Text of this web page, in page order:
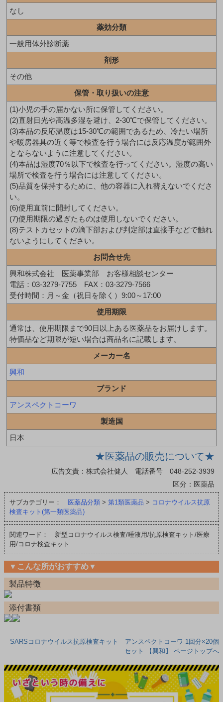
なし
薬効分類
一般用体外診断薬
剤形
その他
保管・取り扱いの注意
(1)小児の手の届かない所に保管してください。
(2)直射日光や高温多湿を避け、2-30℃で保管してください。
(3)本品の反応温度は15-30℃の範囲であるため、冷たい場所
や暖房器具の近く等で検査を行う場合には反応温度が範囲外
とならないように注意してください。
(4)本品は湿度70％以下で検査を行ってください。湿度の高い
場所で検査を行う場合には注意してください。
(5)品質を保持するために、他の容器に入れ替えないでくださ
い。
(6)使用直前に開封してください。
(7)使用期限の過ぎたものは使用しないでください。
(8)テストカセットの滴下部および判定部は直接手などで触れ
ないようにしてください。
お問合せ先
興和株式会社 医薬事業部 お客様相談センター
電話：03-3279-7755 FAX：03-3279-7566
受付時間：月～金（祝日を除く）9:00～17:00
使用期限
通常は、使用期限まで90日以上ある医薬品をお届けします。
特価品など期限が短い場合は商品名に記載します。
メーカー名
興和
ブランド
アンスペクトコーワ
製造国
日本
★医薬品の販売について★
広告文責：株式会社健人 電話番号 048-252-3939
区分：医薬品
サブカテゴリー： 医薬品分類 > 第1類医薬品 > コロナウイルス抗原
検査キット(第一類医薬品)
関連ワード： 新型コロナウイルス検査/唾液用/抗原検査キット/医療
用/コロナ検査キット
▼こんな所がおすすめ▼
製品特徴
添付書類
SARSコロナウイルス抗原検査キット アンスペクトコーワ 1回分×20個
セット 【興和】 ページトップへ